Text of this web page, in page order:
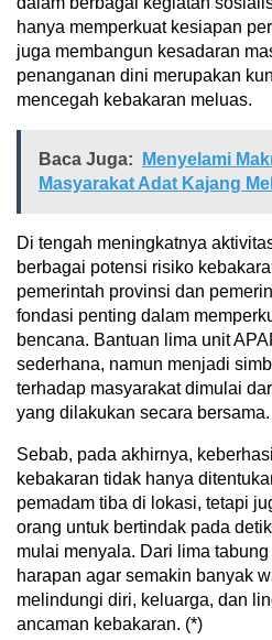
hanya memperkuat kesiapan
juga membangun kesadaran
penanganan dini merupakan
mencegah kebakaran meluas.
Baca Juga:
Menyelami
Masyarakat Adat Kajang
Di tengah meningkatnya
berbagai potensi risiko
pemerintah provinsi dan
fondasi penting dalam
bencana. Bantuan lima unit
sederhana, namun menjadi
terhadap masyarakat dimulai
yang dilakukan secara bersama.
Sebab, pada akhirnya,
kebakaran tidak hanya
pemadam tiba di lokasi, tetapi
orang untuk bertindak pada
mulai menyala. Dari lima
harapan agar semakin banyak
melindungi diri, keluarga, dan
ancaman kebakaran. (*)